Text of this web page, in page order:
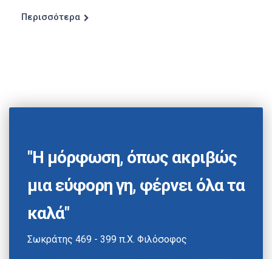
Περισσότερα
"Η μόρφωση, όπως ακριβώς
μια εύφορη γη, φέρνει όλα τα
καλά"
Σωκράτης 469 - 399 π.Χ. Φιλόσοφος